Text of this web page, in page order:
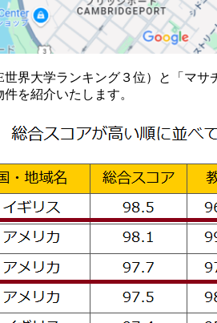
界大学ランキング３位）と「マ
を紹介いたします。